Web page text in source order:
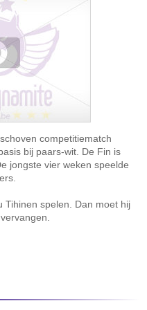
competitiematch
bij paars-wit. De Fin is
jongste vier weken speelde
Tihinen spelen. Dan moet hij